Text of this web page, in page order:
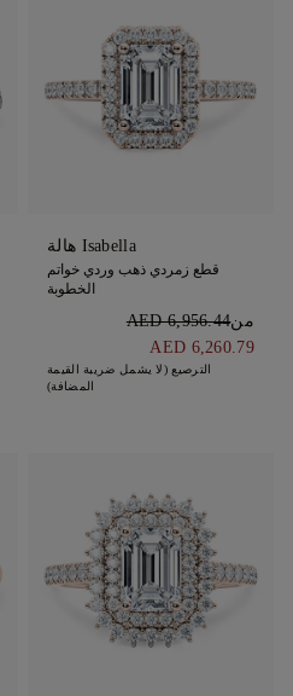
Isabella هالة
قطع زمردي ذهب وردي خواتم
الخطوبة
منAED 6,956.44
AED 6,260.79
الترصيع (لا يشمل ضريبة القيمة
المضافة)